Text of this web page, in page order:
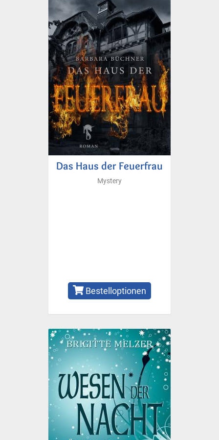
Das Haus der Feuerfrau
Mystery
Bestelloptionen